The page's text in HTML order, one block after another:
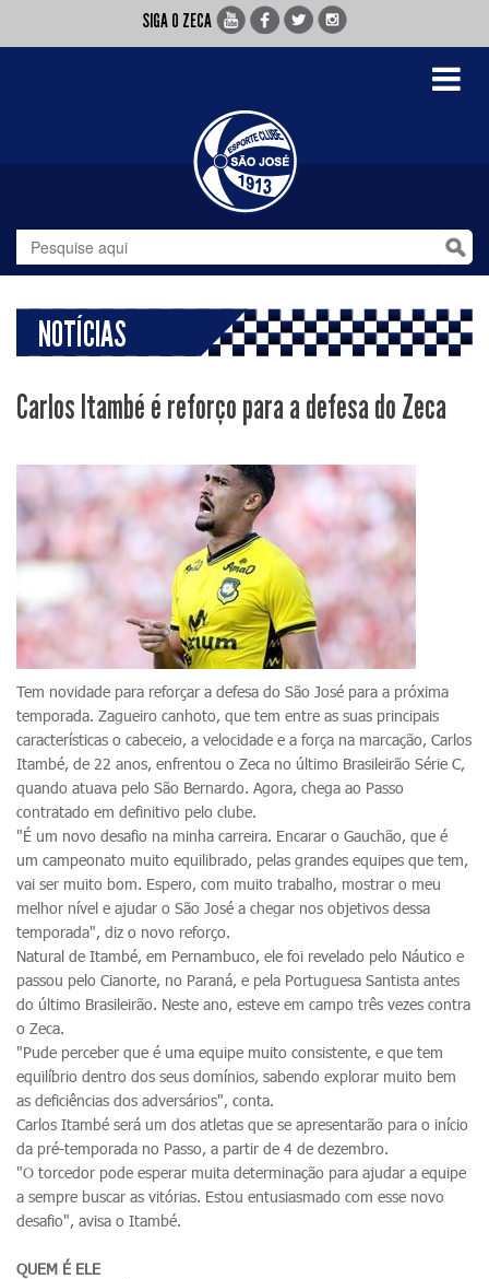
SIGA O ZECA
Toggle
NOTÍCIAS
Carlos Itambé é reforço para a defesa do Zeca
Tem novidade para reforçar a defesa do São José para a próxima
temporada. Zagueiro canhoto, que tem entre as suas principais
características o cabeceio, a velocidade e a força na marcação, Carlos
Itambé, de 22 anos, enfrentou o Zeca no último Brasileirão Série C,
quando atuava pelo São Bernardo. Agora, chega ao Passo
contratado em definitivo pelo clube.
"É um novo desafio na minha carreira. Encarar o Gauchão, que é
um campeonato muito equilibrado, pelas grandes equipes que tem,
vai ser muito bom. Espero, com muito trabalho, mostrar o meu
melhor nível e ajudar o São José a chegar nos objetivos dessa
temporada", diz o novo reforço.
Natural de Itambé, em Pernambuco, ele foi revelado pelo Náutico e
passou pelo Cianorte, no Paraná, e pela Portuguesa Santista antes
do último Brasileirão. Neste ano, esteve em campo três vezes contra
o Zeca.
"Pude perceber que é uma equipe muito consistente, e que tem
equilíbrio dentro dos seus domínios, sabendo explorar muito bem
as deficiências dos adversários", conta.
Carlos Itambé será um dos atletas que se apresentarão para o início
da pré-temporada no Passo, a partir de 4 de dezembro.
"O torcedor pode esperar muita determinação para ajudar a equipe
a sempre buscar as vitórias. Estou entusiasmado com esse novo
desafio", avisa o Itambé.
QUEM É ELE